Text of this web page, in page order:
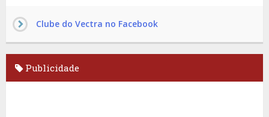
Clube do Vectra no Facebook
Publicidade